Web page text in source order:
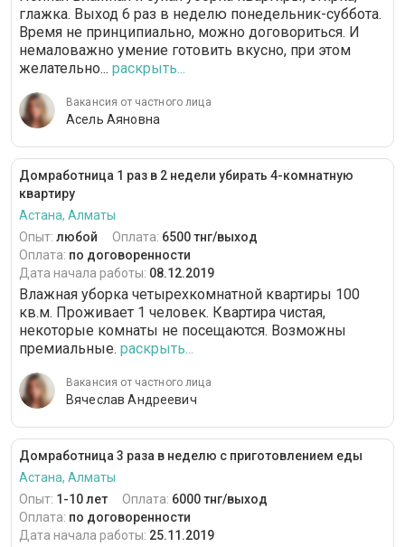
глажка. Выход 6 раз в неделю понедельник-суббота.
Время не принципиально, можно договориться. И
немаловажно умение готовить вкусно, при этом
желательно... раскрыть...
Вакансия от частного лица
Асель Аяновна
Домработница 1 раз в 2 недели убирать 4-комнатную
квартиру
Астана, Алматы
Опыт: любой Оплата: 6500 тнг/выход
Оплата: по договоренности
Дата начала работы: 08.12.2019
Влажная уборка четырехкомнатной квартиры 100
кв.м. Проживает 1 человек. Квартира чистая,
некоторые комнаты не посещаются. Возможны
премиальные. раскрыть...
Вакансия от частного лица
Вячеслав Андреевич
Домработница 3 раза в неделю с приготовлением еды
Астана, Алматы
Опыт: 1-10 лет Оплата: 6000 тнг/выход
Оплата: по договоренности
Дата начала работы: 25.11.2019